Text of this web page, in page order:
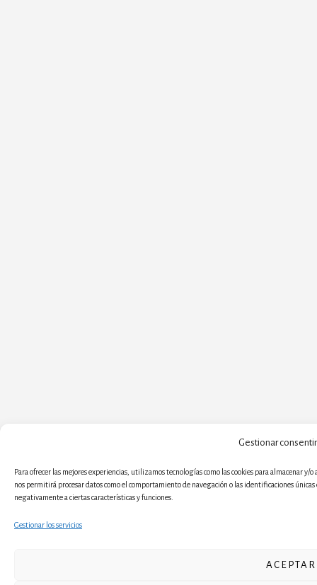
Gestionar
Para ofrecer las mejores experiencias, utilizamos tecnologías como las cookies para almacenar
nos permitirá procesar datos como el comportamiento de navegación o las identificaciones
negativamente a ciertas características y funciones.
Gestionar los servicios
ACEPTAR